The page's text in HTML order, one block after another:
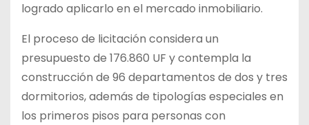
logrado aplicarlo en el mercado inmobiliario.
El proceso de licitación considera un
presupuesto de 176.860 UF y contempla la
construcción de 96 departamentos de dos y tres
dormitorios, además de tipologías especiales en
los primeros pisos para personas con